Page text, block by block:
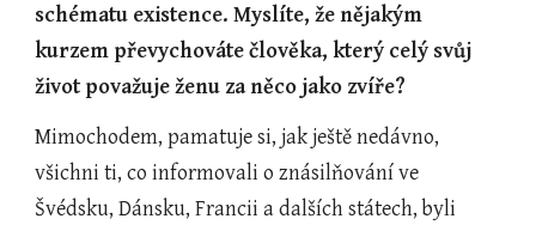
schématu existence. Myslíte, že nějakým
kurzem převychováte člověka, který celý svůj
život považuje ženu za něco jako zvíře?
Mimochodem, pamatuje si, jak ještě nedávno,
všichni ti, co informovali o znásilňování ve
Švédsku, Dánsku, Francii a dalších státech, byli